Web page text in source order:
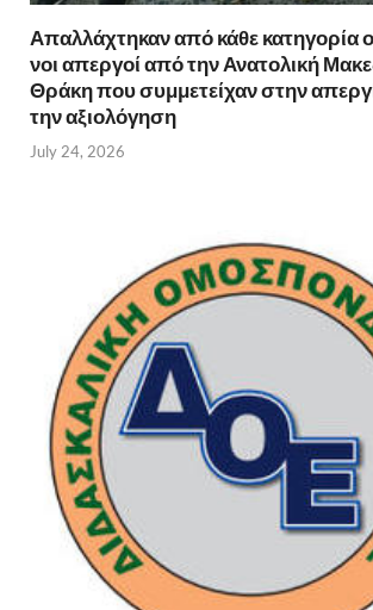
Απαλλάχτηκαν από κάθε κατηγορία
νοι απεργοί από την Ανατολική
Θράκη που συμμετείχαν στην
την αξιολόγηση
July 24, 2026